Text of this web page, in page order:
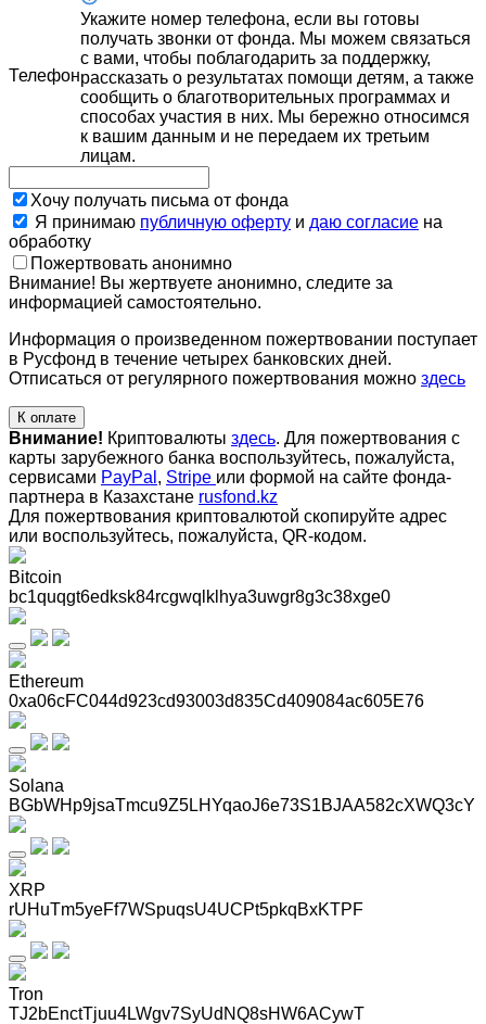
Телефон
Укажите номер телефона, если вы готовы
получать звонки от фонда. Мы можем связаться
с вами, чтобы поблагодарить за поддержку,
рассказать о результатах помощи детям, а также
сообщить о благотворительных программах и
способах участия в них. Мы бережно относимся
к вашим данным и не передаем их третьим
лицам.
Хочу получать письма от фонда
Я принимаю публичную оферту и даю согласие на
обработку
Пожертвовать анонимно
Внимание! Вы жертвуете анонимно, следите за
информацией самостоятельно.
Информация о произведенном пожертвовании поступает
в Русфонд в течение четырех банковских дней.
Отписаться от регулярного пожертвования можно здесь
К оплате
Внимание! Криптовалюты здесь. Для пожертвования с
карты зарубежного банка воспользуйтесь, пожалуйста,
сервисами PayPal , Stripe или формой на сайте фонда-
партнера в Казахстане rusfond.kz
Для пожертвования криптовалютой скопируйте адрес
или воспользуйтесь, пожалуйста, QR-кодом.
Bitcoin
bc1quqgt6edksk84rcgwqlklhya3uwgr8g3c38xge0
Ethereum
0xa06cFC044d923cd93003d835Cd409084ac605E76
Solana
BGbWHp9jsaTmcu9Z5LHYqaoJ6e73S1BJAA582cXWQ3cY
XRP
rUHuTm5yeFf7WSpuqsU4UCPt5pkqBxKTPF
Tron
TJ2bEnctTjuu4LWgv7SyUdNQ8sHW6ACywT